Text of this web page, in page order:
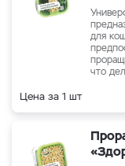
для
что
Цена за 1 шт